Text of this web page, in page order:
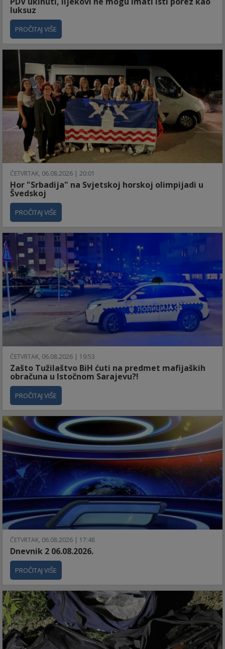
luksuz
PROČITAJ VIŠE
ČETVRTAK, 06.08.2026 | 20:01
Hor "Srbadija" na Svjetskoj horskoj olimpijadi u
Švedskoj
PROČITAJ VIŠE
ČETVRTAK, 06.08.2026 | 19:53
Zašto Tužilaštvo BiH ćuti na predmet mafijaških
obračuna u Istočnom Sarajevu?!
PROČITAJ VIŠE
ČETVRTAK, 06.08.2026 | 17:48
Dnevnik 2 06.08.2026.
PROČITAJ VIŠE